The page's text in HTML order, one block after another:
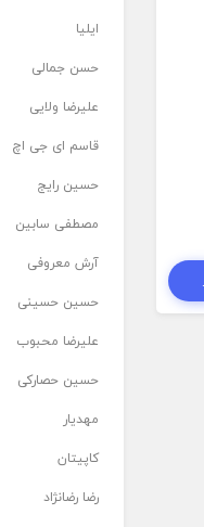
ایلیا
حسن جمالی
علیرضا ولایی
قاسم ای جی اچ
حسین رایج
مصطفی سابین
آرش معروفی
حسین حسینی
علیرضا محبوب
حسین حصارکی
مهدیار
کاپیتان
رضا رضانژاد